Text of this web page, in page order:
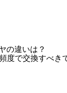
の違いは？
度で交換すべき